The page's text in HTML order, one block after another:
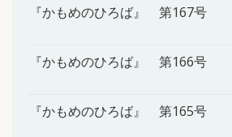
『かもめのひろば』 第167号
『かもめのひろば』 第166号
『かもめのひろば』 第165号